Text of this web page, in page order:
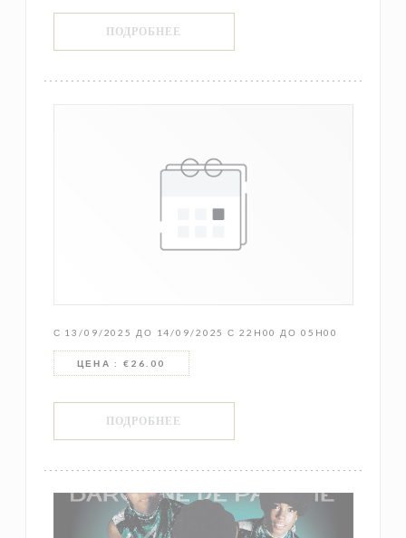
ПОДРОБНЕЕ
С 13/09/2025 ДО 14/09/2025 С 22H00 ДО 05H00
ЦЕНА : €26.00
ПОДРОБНЕЕ